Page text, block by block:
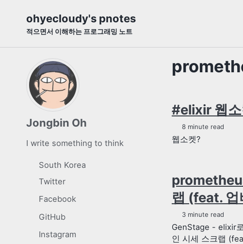
primary
navigation
content
ohyecloudy's pnotes
적으면서 이해하는 프로그래밍 노트
Jongbin Oh
I write something to think
South Korea
Twitter
Facebook
GitHub
Instagram
#elixir 웹소
8 minute read
웹소켓?
랩 (feat.
3 minute read
GenStage - elixir
인 시세 스크랩